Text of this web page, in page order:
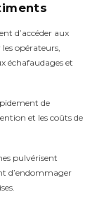
d’accéder aux
les opérateurs,
échafaudages et
de
et les coûts de
pulvérisent
d’endommager